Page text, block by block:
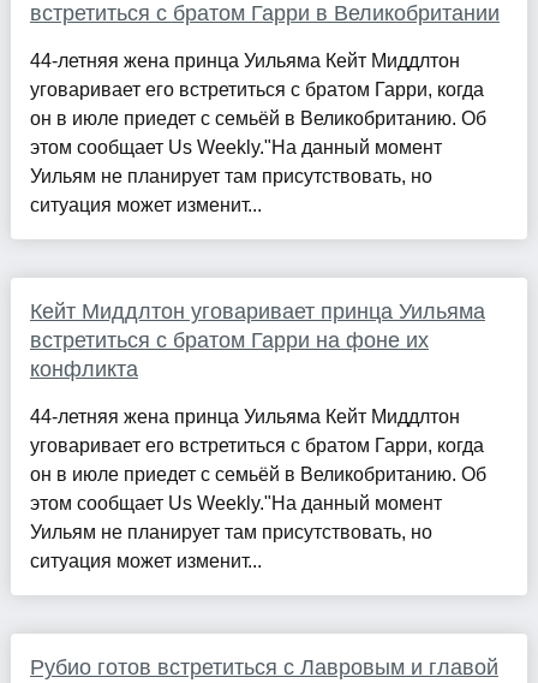
встретиться с братом Гарри в Великобритании
44-летняя жена принца Уильяма Кейт Миддлтон
уговаривает его встретиться с братом Гарри, когда
он в июле приедет с семьёй в Великобританию. Об
этом сообщает Us Weekly."На данный момент
Уильям не планирует там присутствовать, но
ситуация может изменит...
Кейт Миддлтон уговаривает принца Уильяма
встретиться с братом Гарри на фоне их
конфликта
44-летняя жена принца Уильяма Кейт Миддлтон
уговаривает его встретиться с братом Гарри, когда
он в июле приедет с семьёй в Великобританию. Об
этом сообщает Us Weekly."На данный момент
Уильям не планирует там присутствовать, но
ситуация может изменит...
Рубио готов встретиться с Лавровым и главой